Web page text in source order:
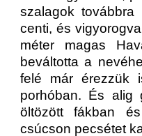
szalagok
centi, és
méter magas
beváltotta a
felé már érezzük
porhóban. És alig
öltözött fákban
csúcson pecsétet